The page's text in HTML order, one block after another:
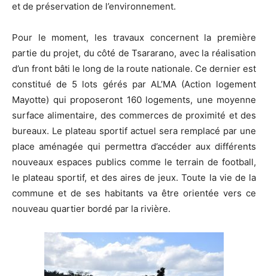
et de préservation de l’environnement.
Pour le moment, les travaux concernent la première
partie du projet, du côté de Tsararano, avec la réalisation
d’un front bâti le long de la route nationale. Ce dernier est
constitué de 5 lots gérés par AL’MA (Action logement
Mayotte) qui proposeront 160 logements, une moyenne
surface alimentaire, des commerces de proximité et des
bureaux. Le plateau sportif actuel sera remplacé par une
place aménagée qui permettra d’accéder aux différents
nouveaux espaces publics comme le terrain de football,
le plateau sportif, et des aires de jeux. Toute la vie de la
commune et de ses habitants va être orientée vers ce
nouveau quartier bordé par la rivière.